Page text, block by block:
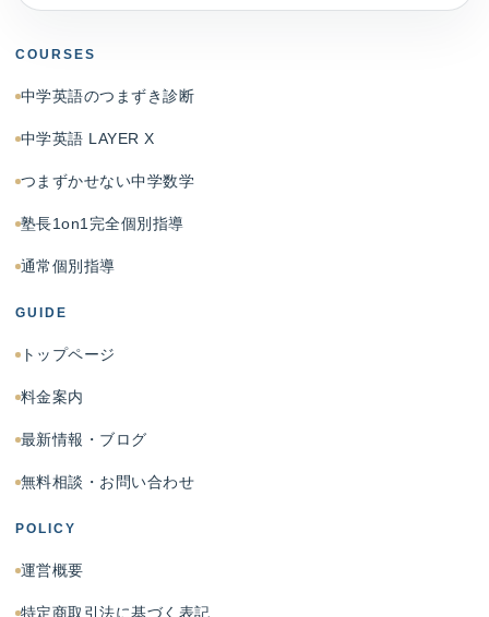
COURSES
中学英語のつまずき診断
中学英語 LAYER X
つまずかせない中学数学
塾長1on1完全個別指導
通常個別指導
GUIDE
トップページ
料金案内
最新情報・ブログ
無料相談・お問い合わせ
POLICY
運営概要
特定商取引法に基づく表記